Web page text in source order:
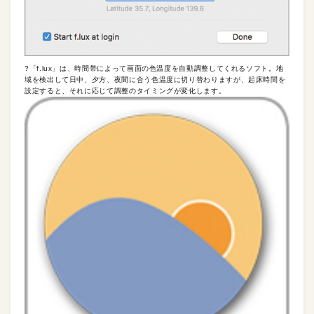
?「f.lux」は、時間帯によって画面の色温度を自動調整してくれるソフト。地
域を検出して日中、夕方、夜間に合う色温度に切り替わりますが、起床時間を
設定すると、それに応じて調整のタイミングが変化します。